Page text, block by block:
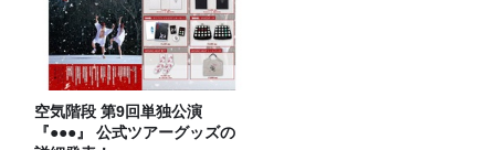
空気階段 第9回単独公演
『●●●』 公式ツアーグッズの